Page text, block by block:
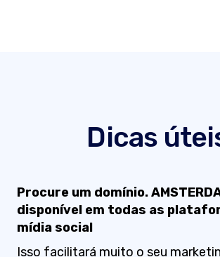
Dicas
Procure um domínio.
disponível em todas as
mídia social
Isso facilitará muito o seu